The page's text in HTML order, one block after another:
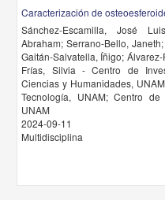
Caracterización de
Sánchez-Escamilla, José
Abraham; Serrano-Bello,
Gaitán-Salvatella, Íñigo;
Frías, Silvia - Centro de
Ciencias y Humanidades,
Tecnología, UNAM; Centro
UNAM
2024-09-11
Multidisciplina